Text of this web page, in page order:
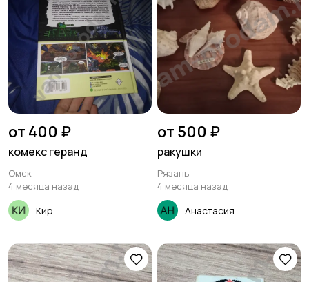
от 400 ₽
комекс геранд
Омск
4 месяца назад
Кир
от 500 ₽
ракушки
Рязань
4 месяца назад
Анастасия